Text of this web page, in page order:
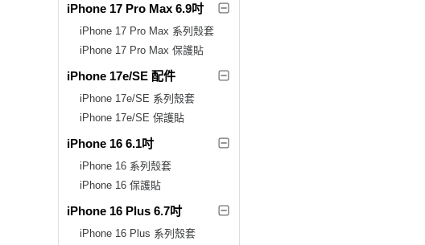
iPhone 17 Pro Max 6.9吋
iPhone 17 Pro Max 系列殼套
iPhone 17 Pro Max 保護貼
iPhone 17e/SE 配件
iPhone 17e/SE 系列殼套
iPhone 17e/SE 保護貼
iPhone 16 6.1吋
iPhone 16 系列殼套
iPhone 16 保護貼
iPhone 16 Plus 6.7吋
iPhone 16 Plus 系列殼套